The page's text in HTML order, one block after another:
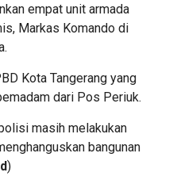
empat unit armada
Markas Komando di
Kota Tangerang yang
dari Pos Periuk.
masih melakukan
bangunan
)